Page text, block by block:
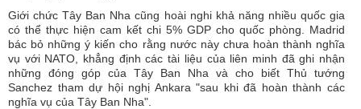
Giới chức Tây Ban Nha cũng hoài nghi khả năng nhiều quốc gia
có thể thực hiện cam kết chi 5% GDP cho quốc phòng. Madrid
bác bỏ những ý kiến cho rằng nước này chưa hoàn thành nghĩa
vụ với NATO, khẳng định các tài liệu của liên minh đã ghi nhận
những đóng góp của Tây Ban Nha và cho biết Thủ tướng
Sanchez tham dự hội nghị Ankara "sau khi đã hoàn thành các
nghĩa vụ của Tây Ban Nha".